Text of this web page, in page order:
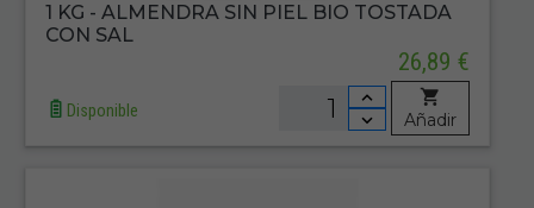
1 KG - ALMENDRA SIN PIEL BIO TOSTADA
CON SAL
26,89 €
Disponible Añadir